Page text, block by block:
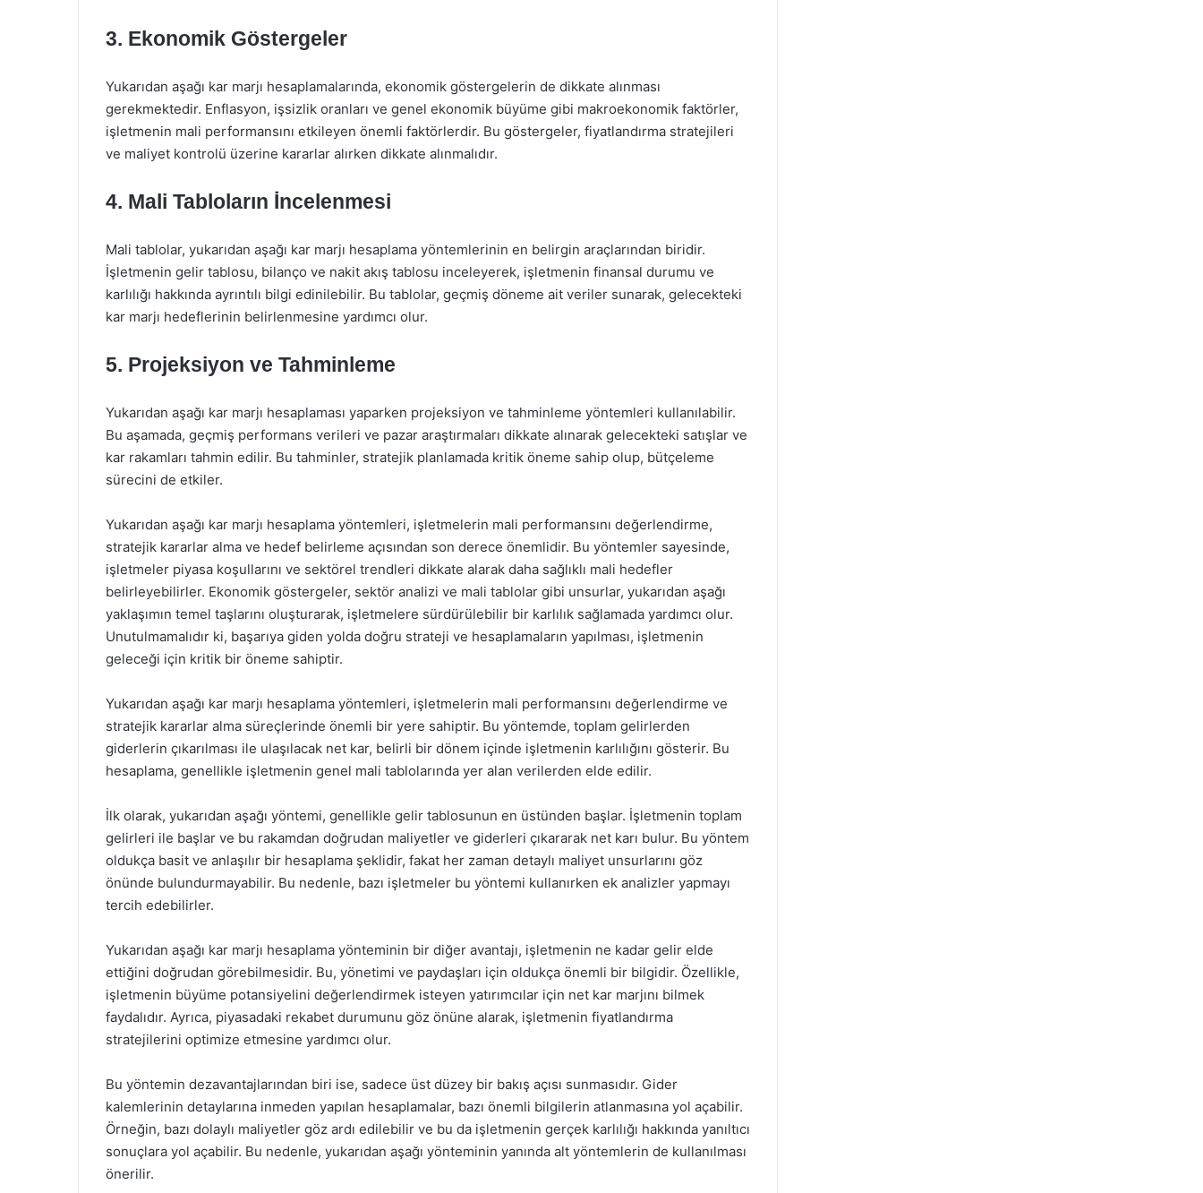
3. Ekonomik Göstergeler
Yukarıdan aşağı kar marjı hesaplamalarında, ekonomik göstergelerin de dikkate alınması
gerekmektedir. Enflasyon, işsizlik oranları ve genel ekonomik büyüme gibi makroekonomik faktörler,
işletmenin mali performansını etkileyen önemli faktörlerdir. Bu göstergeler, fiyatlandırma stratejileri
ve maliyet kontrolü üzerine kararlar alırken dikkate alınmalıdır.
4. Mali Tabloların İncelenmesi
Mali tablolar, yukarıdan aşağı kar marjı hesaplama yöntemlerinin en belirgin araçlarından biridir.
İşletmenin gelir tablosu, bilanço ve nakit akış tablosu inceleyerek, işletmenin finansal durumu ve
karlılığı hakkında ayrıntılı bilgi edinilebilir. Bu tablolar, geçmiş döneme ait veriler sunarak, gelecekteki
kar marjı hedeflerinin belirlenmesine yardımcı olur.
5. Projeksiyon ve Tahminleme
Yukarıdan aşağı kar marjı hesaplaması yaparken projeksiyon ve tahminleme yöntemleri kullanılabilir.
Bu aşamada, geçmiş performans verileri ve pazar araştırmaları dikkate alınarak gelecekteki satışlar ve
kar rakamları tahmin edilir. Bu tahminler, stratejik planlamada kritik öneme sahip olup, bütçeleme
sürecini de etkiler.
Yukarıdan aşağı kar marjı hesaplama yöntemleri, işletmelerin mali performansını değerlendirme,
stratejik kararlar alma ve hedef belirleme açısından son derece önemlidir. Bu yöntemler sayesinde,
işletmeler piyasa koşullarını ve sektörel trendleri dikkate alarak daha sağlıklı mali hedefler
belirleyebilirler. Ekonomik göstergeler, sektör analizi ve mali tablolar gibi unsurlar, yukarıdan aşağı
yaklaşımın temel taşlarını oluşturarak, işletmelere sürdürülebilir bir karlılık sağlamada yardımcı olur.
Unutulmamalıdır ki, başarıya giden yolda doğru strateji ve hesaplamaların yapılması, işletmenin
geleceği için kritik bir öneme sahiptir.
Yukarıdan aşağı kar marjı hesaplama yöntemleri, işletmelerin mali performansını değerlendirme ve
stratejik kararlar alma süreçlerinde önemli bir yere sahiptir. Bu yöntemde, toplam gelirlerden
giderlerin çıkarılması ile ulaşılacak net kar, belirli bir dönem içinde işletmenin karlılığını gösterir. Bu
hesaplama, genellikle işletmenin genel mali tablolarında yer alan verilerden elde edilir.
İlk olarak, yukarıdan aşağı yöntemi, genellikle gelir tablosunun en üstünden başlar. İşletmenin toplam
gelirleri ile başlar ve bu rakamdan doğrudan maliyetler ve giderleri çıkararak net karı bulur. Bu yöntem
oldukça basit ve anlaşılır bir hesaplama şeklidir, fakat her zaman detaylı maliyet unsurlarını göz
önünde bulundurmayabilir. Bu nedenle, bazı işletmeler bu yöntemi kullanırken ek analizler yapmayı
tercih edebilirler.
Yukarıdan aşağı kar marjı hesaplama yönteminin bir diğer avantajı, işletmenin ne kadar gelir elde
ettiğini doğrudan görebilmesidir. Bu, yönetimi ve paydaşları için oldukça önemli bir bilgidir. Özellikle,
işletmenin büyüme potansiyelini değerlendirmek isteyen yatırımcılar için net kar marjını bilmek
faydalıdır. Ayrıca, piyasadaki rekabet durumunu göz önüne alarak, işletmenin fiyatlandırma
stratejilerini optimize etmesine yardımcı olur.
Bu yöntemin dezavantajlarından biri ise, sadece üst düzey bir bakış açısı sunmasıdır. Gider
kalemlerinin detaylarına inmeden yapılan hesaplamalar, bazı önemli bilgilerin atlanmasına yol açabilir.
Örneğin, bazı dolaylı maliyetler göz ardı edilebilir ve bu da işletmenin gerçek karlılığı hakkında yanıltıcı
sonuçlara yol açabilir. Bu nedenle, yukarıdan aşağı yönteminin yanında alt yöntemlerin de kullanılması
önerilir.